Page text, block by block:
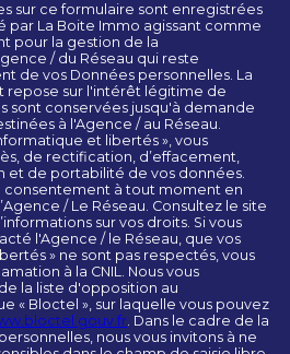
sur ce formulaire sont enregistrées
par La Boite Immo agissant comme
pour la gestion de la
/ du Réseau qui reste
de vos Données personnelles. La
repose sur l'intérêt légitime de
sont conservées jusqu'à demande
à l'Agence / au Réseau.
et libertés », vous
de rectification, d’effacement,
et de portabilité de vos données.
consentement à tout moment en
/ Le Réseau. Consultez le site
sur vos droits. Si vous
l'Agence / le Réseau, que vos
» ne sont pas respectés, vous
à la CNIL. Nous vous
la liste d'opposition au
« Bloctel », sur laquelle vous pouvez
. Dans le cadre de la
nous vous invitons à ne